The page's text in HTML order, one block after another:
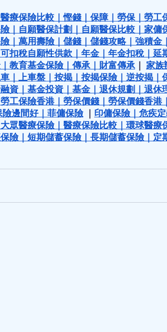
療保險比較 ｜慳錢 ｜ 保障｜ 勞保 ｜ 勞工
｜ 自願醫保計劃 ｜ 自願醫保比較 ｜ 家傭
｜ 萬用壽險｜ 儲錢 ｜ 儲錢攻略 ｜ 強積金｜
可扣稅自願性供款 ｜ 年金｜ 年金扣稅 ｜ 延
｜ 教育基金保險｜傳承 ｜ 財富傳承 ｜ 家族
車 ｜ 上車盤 ｜ 按揭 ｜ 按揭保險｜ 逆按揭 ｜
資 ｜ 基金投資 ｜ 基金｜ 退休規劃 ｜ 退休
勞工保險香港｜ 勞保價錢 ｜ 勞保價錢香港｜
險邊間好｜ 菲傭保險 ｜ 印傭保險｜ 危疾
大眾醫療保險｜ 醫療保險比較 ｜ 環球醫療
險｜ 短期儲蓄保險｜ 長期儲蓄保險｜ 定